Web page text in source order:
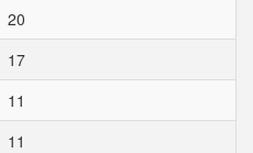
20
17
11
11